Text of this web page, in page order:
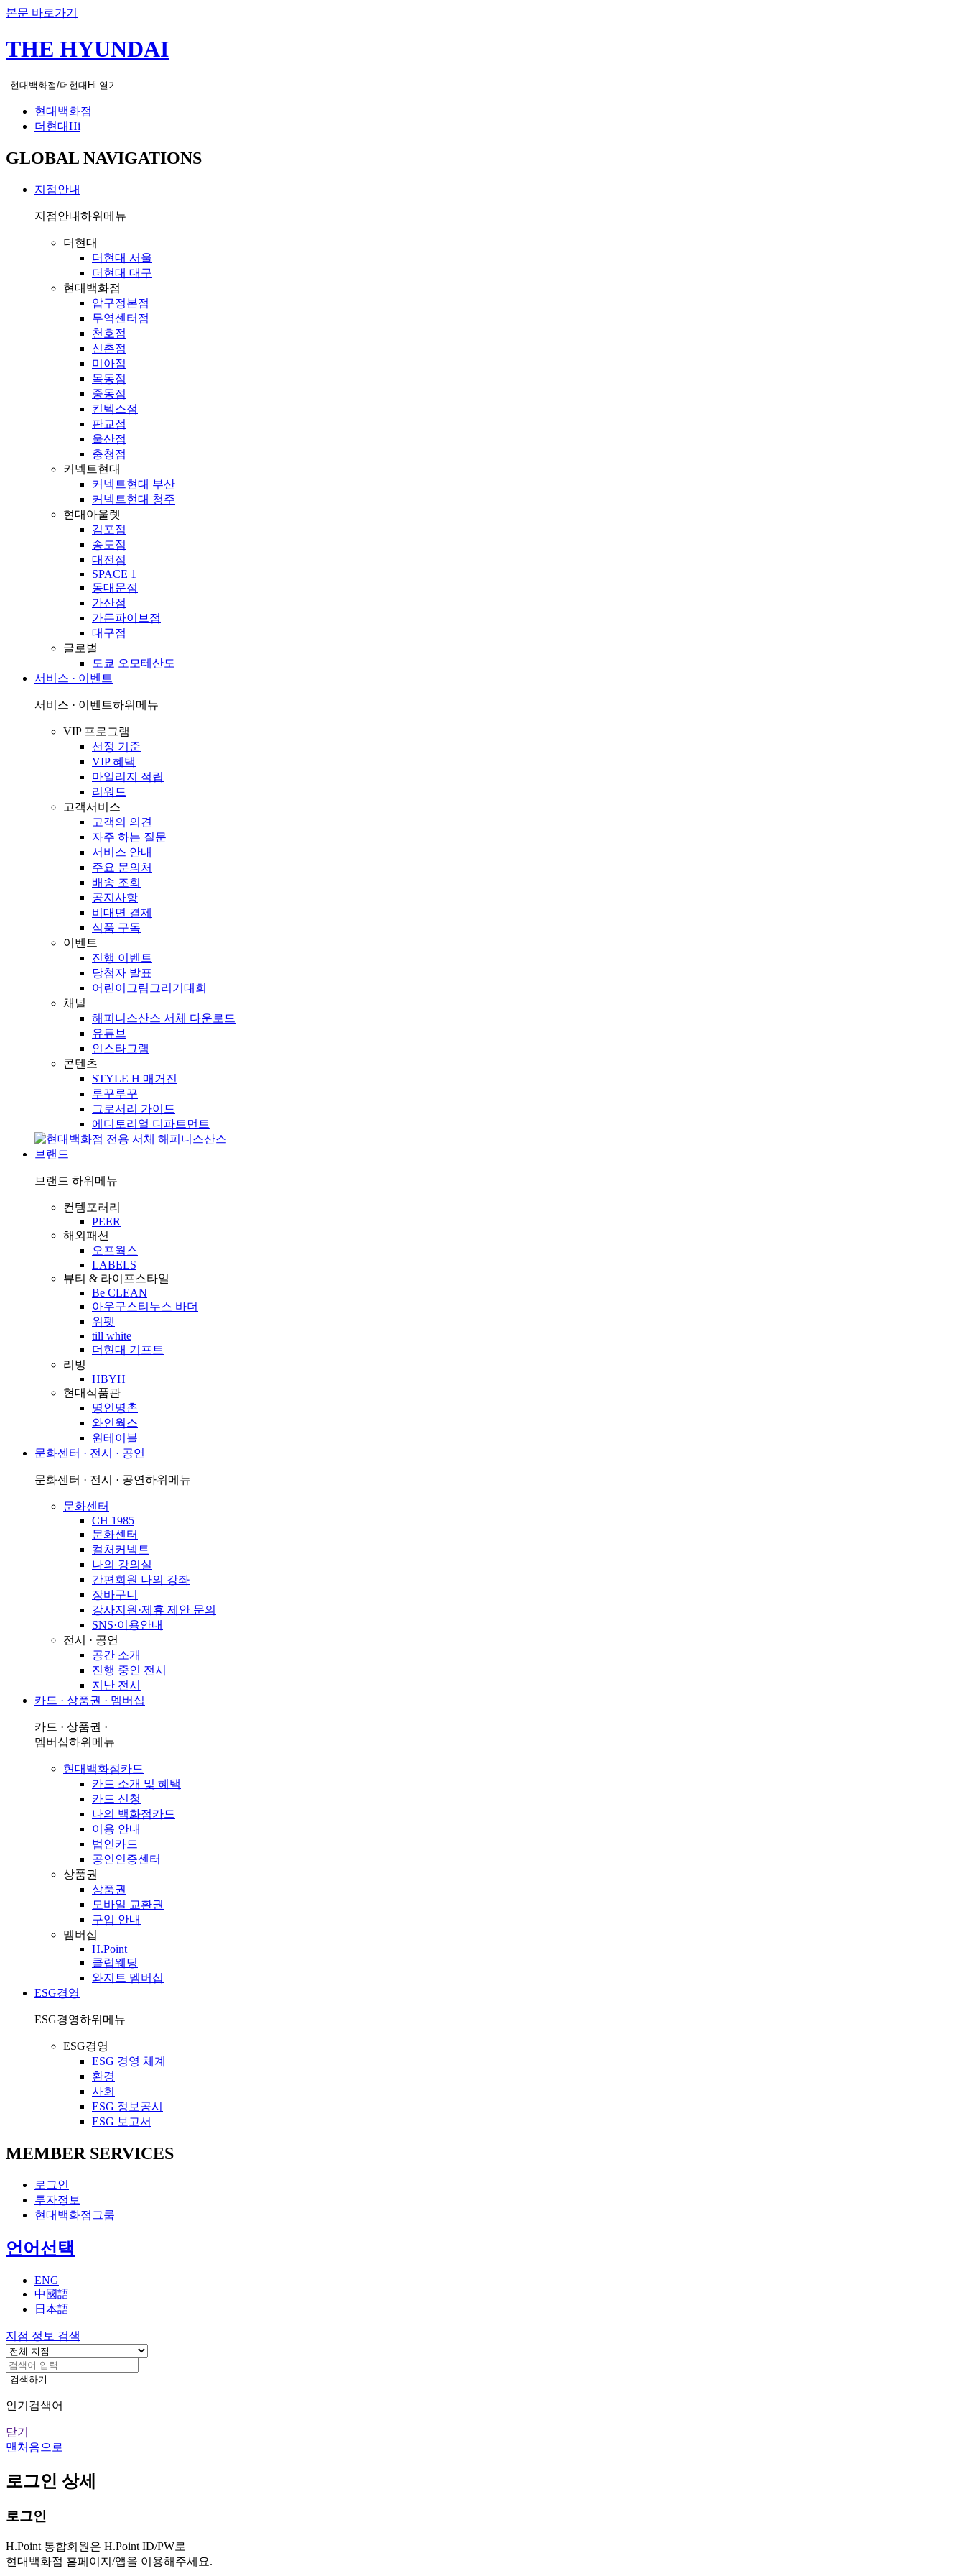
본문 바로가기
THE HYUNDAI
현대백화점/더현대Hi 열기
현대백화점
더현대Hi
GLOBAL NAVIGATIONS
지점안내
지점안내하위메뉴
더현대
더현대 서울
더현대 대구
현대백화점
압구정본점
무역센터점
천호점
신촌점
미아점
목동점
중동점
킨텍스점
판교점
울산점
충청점
커넥트현대
커넥트현대 부산
커넥트현대 청주
현대아울렛
김포점
송도점
대전점
SPACE 1
동대문점
가산점
가든파이브점
대구점
글로벌
도쿄 오모테산도
서비스 · 이벤트
서비스 · 이벤트하위메뉴
VIP 프로그램
선정 기준
VIP 혜택
마일리지 적립
리워드
고객서비스
고객의 의견
자주 하는 질문
서비스 안내
주요 문의처
배송 조회
공지사항
비대면 결제
식품 구독
이벤트
진행 이벤트
당첨자 발표
어린이그림그리기대회
채널
해피니스산스 서체 다운로드
유튜브
인스타그램
콘텐츠
STYLE H 매거진
루꾸루꾸
그로서리 가이드
에디토리얼 디파트먼트
브랜드
브랜드 하위메뉴
컨템포러리
PEER
해외패션
오프웍스
LABELS
뷰티 & 라이프스타일
Be CLEAN
아우구스티누스 바더
위펫
till white
더현대 기프트
리빙
HBYH
현대식품관
명인명촌
와인웍스
원테이블
문화센터 · 전시 · 공연
문화센터 · 전시 · 공연하위메뉴
문화센터
CH 1985
문화센터
컬처커넥트
나의 강의실
간편회원 나의 강좌
장바구니
강사지원·제휴 제안 문의
SNS·이용안내
전시 · 공연
공간 소개
진행 중인 전시
지난 전시
카드 · 상품권 · 멤버십
카드 · 상품권 ·
멤버십하위메뉴
현대백화점카드
카드 소개 및 혜택
카드 신청
나의 백화점카드
이용 안내
법인카드
공인인증센터
상품권
상품권
모바일 교환권
구입 안내
멤버십
H.Point
클럽웨딩
와지트 멤버십
ESG경영
ESG경영하위메뉴
ESG경영
ESG 경영 체계
환경
사회
ESG 정보공시
ESG 보고서
MEMBER SERVICES
로그인
투자정보
현대백화점그룹
언어선택
ENG
中國語
日本語
지점 정보 검색
검색하기
인기검색어
닫기
맨처음으로
로그인 상세
로그인
H.Point 통합회원은 H.Point ID/PW로
현대백화점 홈페이지/앱을 이용해주세요.